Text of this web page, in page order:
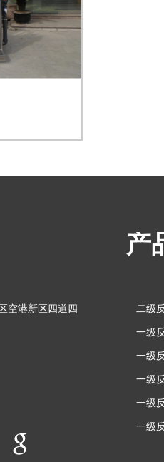
空港新区四道四
产
二级
一级
一级
一级
一级
一级